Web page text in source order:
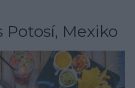
Potosí, Mexiko